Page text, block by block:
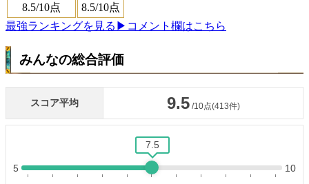
8.5/10点 8.5/10点
最強ランキングを見る ▶コメント欄はこちら
みんなの総合評価